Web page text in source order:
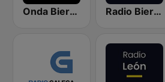
Onda Bierzo Radio Bierzo SER